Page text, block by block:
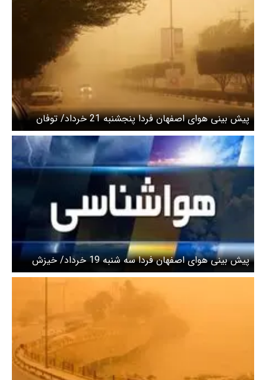
پیش بینی هوای اصفهان فردا پنجشنبه 21 خرداد/ توفان
گردوخاک استان را فرامی‌گیرد
پیش بینی هوای اصفهان فردا سه شنبه 19 خرداد/ خیزش
گردوخاک تا 5 روز آینده